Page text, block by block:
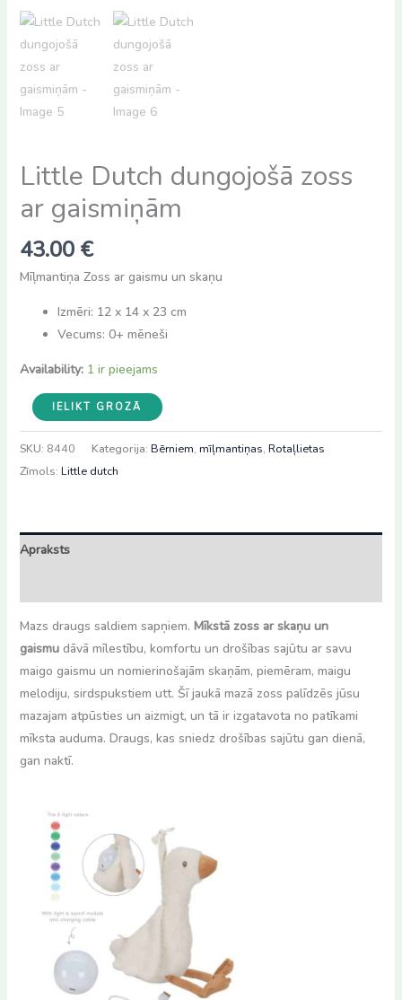
Little Dutch dungojošā zoss
ar gaismiņām
43.00 €
Mīļmantiņa Zoss ar gaismu un skaņu
Izmēri: 12 x 14 x 23 cm
Vecums: 0+ mēneši
Availability: 1 ir pieejams
Little
Dutch
dungojošā
zoss
daudzums
IELIKT GROZĀ
SKU: 8440 Kategorija: Bērniem, mīļmantiņas, Rotaļlietas
Zīmols: Little dutch
Apraksts
Mazs draugs saldiem sapņiem. Mīkstā zoss ar skaņu un
gaismudāvā mīlestību, komfortu un drošības sajūtu ar savu
maigo gaismu un nomierinošajām skaņām, piemēram, maigu
melodiju, sirdspukstiem utt. Šī jaukā mazā zoss palīdzēs jūsu
mazajam atpūsties un aizmigt, un tā ir izgatavota no patīkami
mīksta auduma. Draugs, kas sniedz drošības sajūtu gan dienā,
gan naktī.